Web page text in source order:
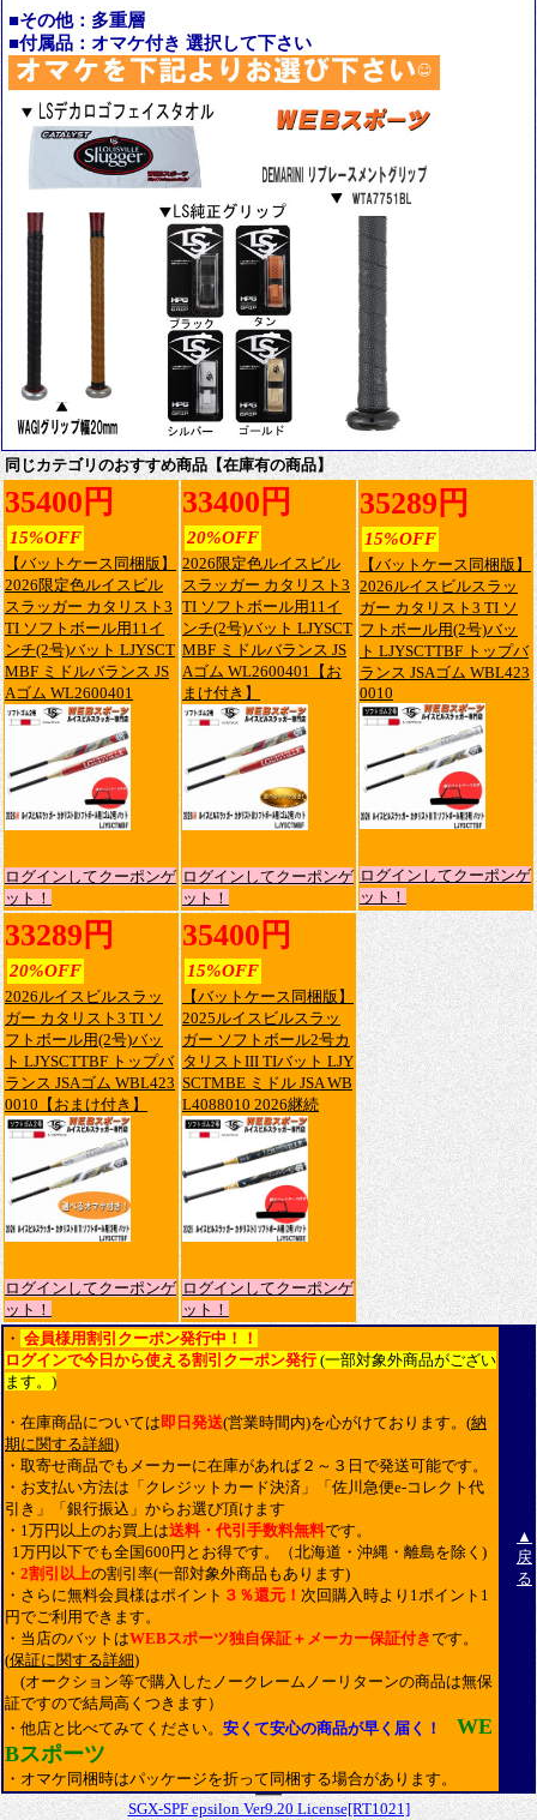
■その他：多重層
■付属品：オマケ付き 選択して下さい
同じカテゴリのおすすめ商品【在庫有の商品】
35400円
15%OFF
【バットケース同梱版】
2026限定色ルイスビル
スラッガー カタリスト3
TI ソフトボール用11イ
ンチ(2号)バット LJYSCT
MBF ミドルバランス JS
Aゴム WL2600401
ログインしてクーポンゲ
ット！
33400円
20%OFF
2026限定色ルイスビル
スラッガー カタリスト3
TI ソフトボール用11イ
ンチ(2号)バット LJYSCT
MBF ミドルバランス JS
Aゴム WL2600401【お
まけ付き】
ログインしてクーポンゲ
ット！
35289円
15%OFF
【バットケース同梱版】
2026ルイスビルスラッ
ガー カタリスト3 TI ソ
フトボール用(2号)バッ
ト LJYSCTTBF トップバ
ランス JSAゴム WBL423
0010
ログインしてクーポンゲ
ット！
33289円
20%OFF
2026ルイスビルスラッ
ガー カタリスト3 TI ソ
フトボール用(2号)バッ
ト LJYSCTTBF トップバ
ランス JSAゴム WBL423
0010【おまけ付き】
ログインしてクーポンゲ
ット！
35400円
15%OFF
【バットケース同梱版】
2025ルイスビルスラッ
ガー ソフトボール2号カ
タリストIII TIバット LJY
SCTMBE ミドル JSA WB
L4088010 2026継続
ログインしてクーポンゲ
ット！
・ 会員様用割引クーポン発行中！！
ログインで今日から使える割引クーポン発行(一部対象外商品がござい
ます。)
・在庫商品については即日発送(営業時間内)を心がけております。(納
期に関する詳細)
・取寄せ商品でもメーカーに在庫があれば２～３日で発送可能です。
・お支払い方法は「クレジットカード決済」「佐川急便e-コレクト代
引き」「銀行振込」からお選び頂けます
・1万円以上のお買上は送料・代引手数料無料です。
1万円以下でも全国600円とお得です。（北海道・沖縄・離島を除く)
・ 2割引以上の割引率(一部対象外商品もあります)
・さらに無料会員様はポイント ３％還元！ 次回購入時より1ポイント1
円でご利用できます。
・当店のバットはWEBスポーツ独自保証＋メーカー保証付きです。
(保証に関する詳細)
(オークション等で購入したノークレームノーリターンの商品は無保
証ですので結局高くつきます）
・他店と比べてみてください。 安くて安心の商品が早く届く！
WE
Bスポーツ
・オマケ同梱時はパッケージを折って同梱する場合があります。
▲
戻
る
SGX-SPF epsilon Ver9.20 License[RT1021]